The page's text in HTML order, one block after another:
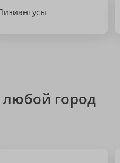
любой город